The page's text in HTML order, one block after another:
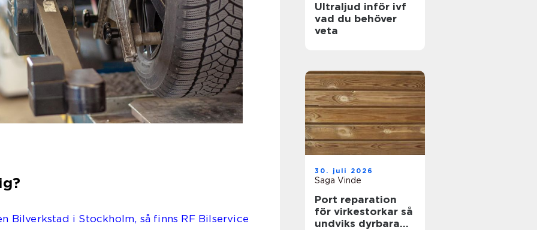
Bilverkstad i Stockholm, så finns RF Bilservice
Ultraljud inför ivf
vad du behöver
veta
30. juli 2026
Saga Vinde
Port reparation
för virkestorkar så
undviks dyrbara